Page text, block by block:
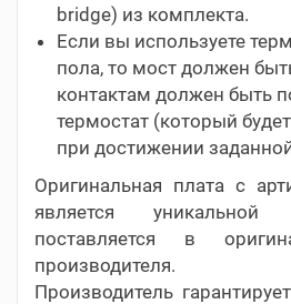
bridge) из комплекта.
Если вы используете
пола, то мост должен
контактам должен быть
термостат (который
при достижении
Оригинальная плата с
является
поставляется в
производителя.
Производитель